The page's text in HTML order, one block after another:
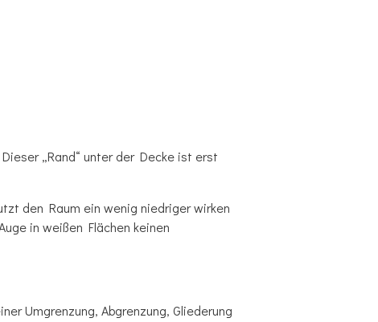
„Rand“ unter der Decke ist erst
den Raum ein wenig niedriger wirken
in weißen Flächen keinen
Umgrenzung, Abgrenzung, Gliederung